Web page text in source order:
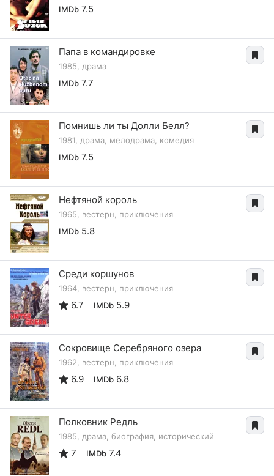
IMDb 7.5
Папа в командировке
1985, драма
IMDb 7.7
Помнишь ли ты Долли Белл?
1981, драма, мелодрама, комедия
IMDb 7.5
Нефтяной король
1965, вестерн, приключения
IMDb 5.8
Среди коршунов
1964, вестерн, приключения
6.7 IMDb 5.9
Сокровище Серебряного озера
1962, вестерн, приключения
6.9 IMDb 6.8
Полковник Редль
1985, драма, биография, исторический
7 IMDb 7.4